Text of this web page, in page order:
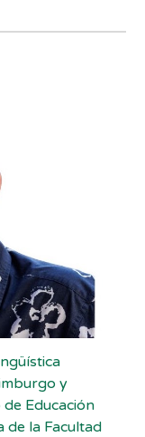
y
Educación
de la Facultad